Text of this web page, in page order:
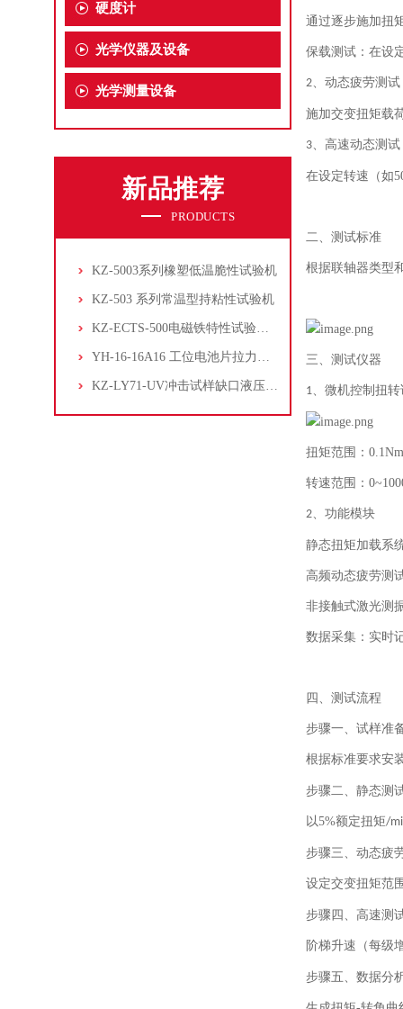
硬度计
光学仪器及设备
光学测量设备
新品推荐
PRODUCTS
KZ-5003系列橡塑低温脆性试验机
KZ-503 系列常温型持粘性试验机
KZ-ECTS-500电磁铁特性试验系统
YH-16-16A16 工位电池片拉力试验机
KZ-LY71-UV冲击试样缺口液压拉床
通过逐步施加扭
保载测试：在设
2、 动态疲劳测试
施加交变扭矩载
3、 高速动态测试
在设定转速（如
二、测试标准
根据联轴器类型
三、测试仪器
1、 微机控制扭转
扭矩范围：
转速范围：
2、 功能模块
静态扭矩加载系
高频动态疲劳测
非接触式激光测
数据采集：实时
四、测试流程
步骤一、 试样准
根据标准要求安
步骤二、 静态测
以5%额定扭矩/
步骤三、 动态疲
设定交变扭矩范
步骤四、 高速测
阶梯升速（每级
步骤五、 数据分